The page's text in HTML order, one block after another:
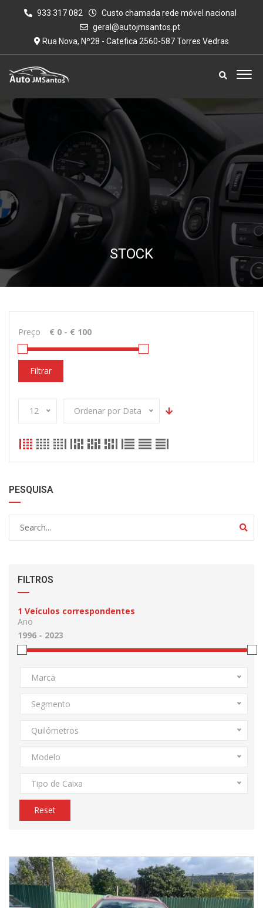
933 317 082
Custo chamada rede móvel nacional
geral@autojmsantos.pt
Rua Nova, Nº28 - Catefica 2560-587 Torres Vedras
STOCK
Preço
Filtrar
12 Ordenar por Data
PESQUISA
FILTROS
1 Veículos correspondentes
Ano
Marca
Segmento
Quilómetros
Modelo
Tipo de Caixa
Reset